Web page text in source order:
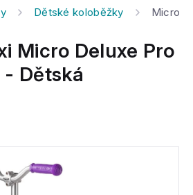
Dětské koloběžky Micro -
Micro Deluxe Pro
- Dětská